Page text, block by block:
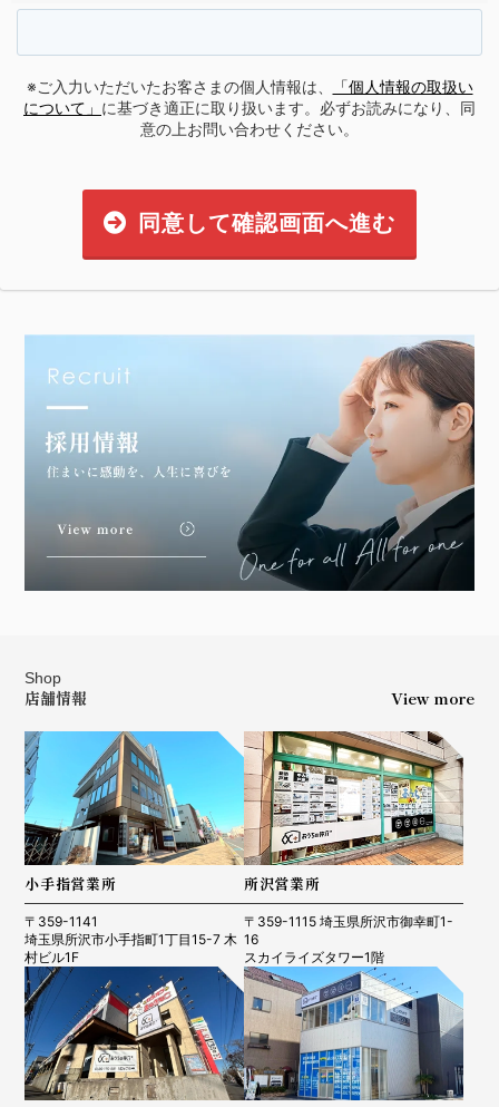
※ご入力いただいたお客さまの個人情報は、
「個人情報の取扱い
について」 に基づき適正に取り扱います。必ずお読みになり、同
意の上お問い合わせください。
同意して確認画面へ進む
Shop
店舗情報 View more
小手指営業所
〒359-1141
埼玉県所沢市小手指町1丁目15-7 木
村ビル1F
所沢営業所
〒359-1115 埼玉県所沢市御幸町1-
16
スカイライズタワー1階